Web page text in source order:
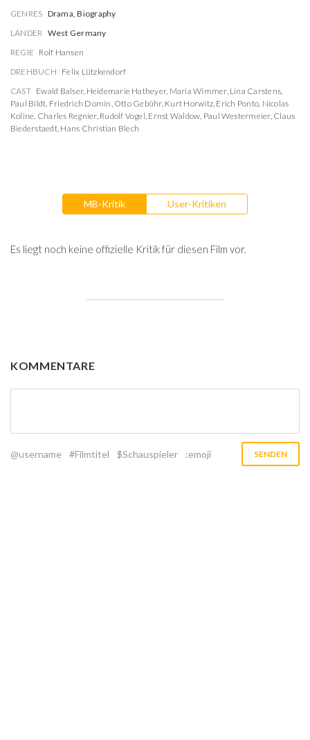
GENRES Drama, Biography
LÄNDER West Germany
REGIE Rolf Hansen
DREHBUCH Felix Lützkendorf
CAST Ewald Balser, Heidemarie Hatheyer, Maria Wimmer, Lina Carstens,
Paul Bildt, Friedrich Domin, Otto Gebühr, Kurt Horwitz, Erich Ponto, Nicolas
Koline, Charles Regnier, Rudolf Vogel, Ernst Waldow, Paul Westermeier, Claus
Biederstaedt, Hans Christian Blech
MB-Kritik User-Kritiken
Es liegt noch keine offizielle Kritik für diesen Film vor.
KOMMENTARE
@username #Filmtitel $Schauspieler :emoji